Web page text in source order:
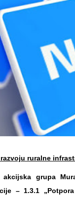
ruralne
akcijska grupa
– 1.3.1